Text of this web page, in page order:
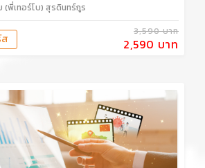
พี่เทอร์โบ) สุรดินทร์กูร
3,590 บาท
2,590 บาท